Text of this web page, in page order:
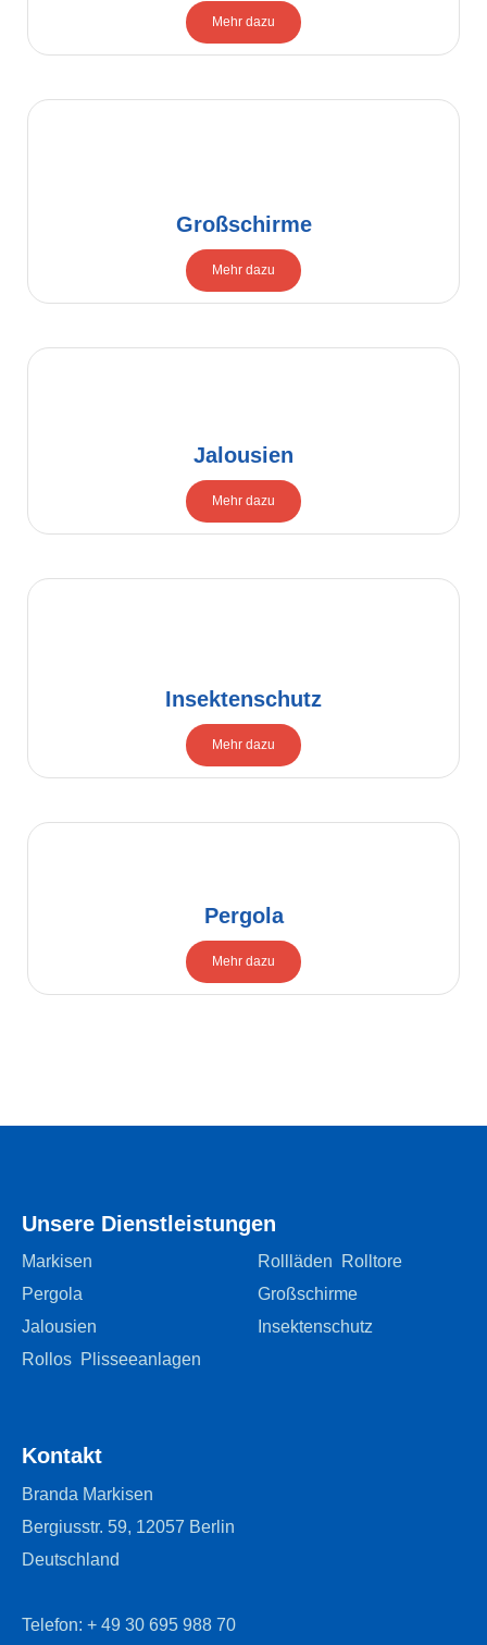
Mehr dazu
Großschirme
Mehr dazu
Jalousien
Mehr dazu
Insektenschutz
Mehr dazu
Pergola
Mehr dazu
Unsere Dienstleistungen
Markisen
Pergola
Jalousien
Rollos Plisseeanlagen
Rollläden Rolltore
Großschirme
Insektenschutz
Kontakt
Branda Markisen
Bergiusstr. 59, 12057 Berlin
Deutschland
Telefon: + 49 30 695 988 70